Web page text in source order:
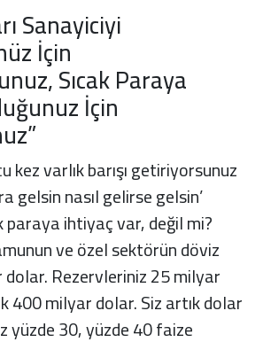
Sanayiciyi
İçin
Sıcak Paraya
İçin
kez varlık barışı getiriyorsunuz
gelsin nasıl gelirse gelsin’
paraya ihtiyaç var, değil mi?
ve özel sektörün döviz
Rezervleriniz 25 milyar
400 milyar dolar. Siz artık dolar
yüzde 30, yüzde 40 faize